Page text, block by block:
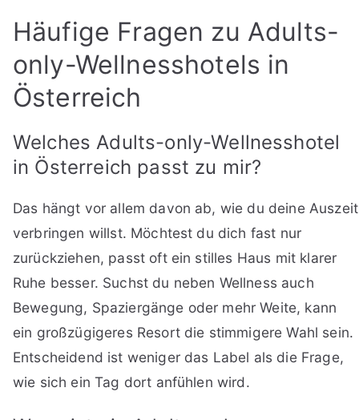
Häufige Fragen zu Adults-
only-Wellnesshotels in
Österreich
Welches Adults-only-Wellnesshotel
in Österreich passt zu mir?
Das hängt vor allem davon ab, wie du deine Auszeit
verbringen willst. Möchtest du dich fast nur
zurückziehen, passt oft ein stilles Haus mit klarer
Ruhe besser. Suchst du neben Wellness auch
Bewegung, Spaziergänge oder mehr Weite, kann
ein großzügigeres Resort die stimmigere Wahl sein.
Entscheidend ist weniger das Label als die Frage,
wie sich ein Tag dort anfühlen wird.